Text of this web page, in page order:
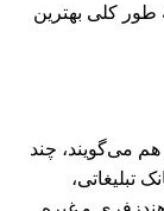
طور کلی بهترین
می‌گویند، چند
تبلیغاتی،